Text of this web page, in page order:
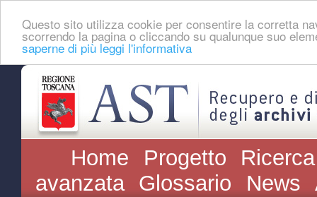
Questo sito utilizza cookie per consentire la corretta
scorrendo la pagina o cliccando su qualunque suo
saperne di più leggi l'informativa
Home Progetto
avanzata Glossario News